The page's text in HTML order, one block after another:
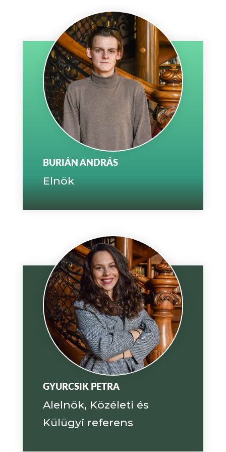
BURIÁN ANDRÁS
Elnök
GYURCSIK PETRA
Alelnök, Közéleti és
Külügyi referens